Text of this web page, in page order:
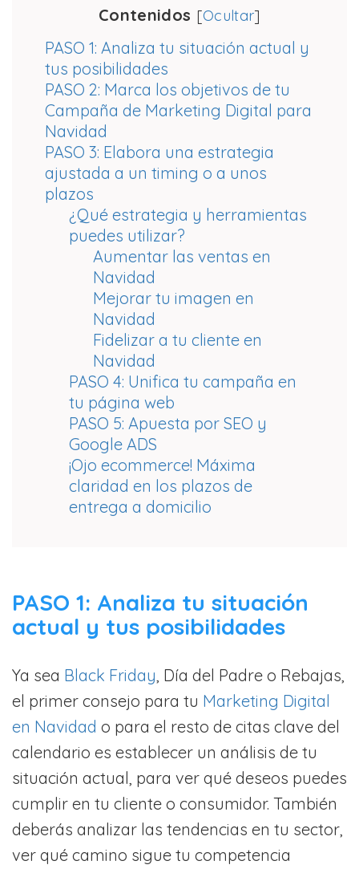
Contenidos [Ocultar]
PASO 1: Analiza tu situación actual y
tus posibilidades
PASO 2: Marca los objetivos de tu
Campaña de Marketing Digital para
Navidad
PASO 3: Elabora una estrategia
ajustada a un timing o a unos
plazos
¿Qué estrategia y herramientas
puedes utilizar?
Aumentar las ventas en
Navidad
Mejorar tu imagen en
Navidad
Fidelizar a tu cliente en
Navidad
PASO 4: Unifica tu campaña en
tu página web
PASO 5: Apuesta por SEO y
Google ADS
¡Ojo ecommerce! Máxima
claridad en los plazos de
entrega a domicilio
PASO 1: Analiza tu situación
actual y tus posibilidades
Ya sea Black Friday , Día del Padre o Rebajas,
el primer consejo para tu Marketing Digital
en Navidad o para el resto de citas clave del
calendario es establecer un análisis de tu
situación actual, para ver qué deseos puedes
cumplir en tu cliente o consumidor. También
deberás analizar las tendencias en tu sector,
ver qué camino sigue tu competencia